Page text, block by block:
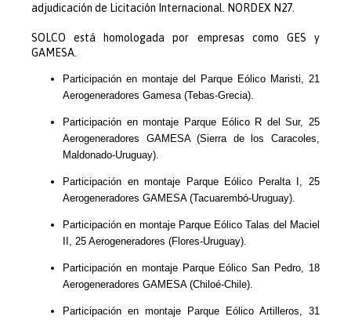
adjudicación de Licitación Internacional. NORDEX N27.
SOLCO está homologada por empresas como GES y
GAMESA.
Participación en montaje del Parque Eólico Maristi, 21
Aerogeneradores Gamesa (Tebas-Grecia).
Participación en montaje Parque Eólico R del Sur, 25
Aerogeneradores GAMESA (Sierra de los Caracoles,
Maldonado-Uruguay).
Participación en montaje Parque Eólico Peralta I, 25
Aerogeneradores GAMESA (Tacuarembó-Uruguay).
Participación en montaje Parque Eólico Talas del Maciel
II, 25 Aerogeneradores (Flores-Uruguay).
Participación en montaje Parque Eólico San Pedro, 18
Aerogeneradores GAMESA (Chiloé-Chile).
Participación en montaje Parque Eólico Artilleros, 31